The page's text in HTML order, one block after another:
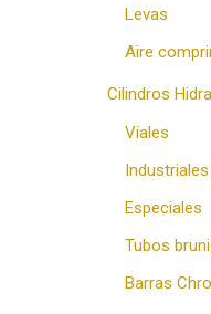
Levas
Aire
Cilindros
Viales
Industriales
Especiales
Tubos
Barras